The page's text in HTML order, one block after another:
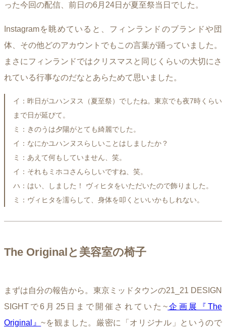
った今回の配信、前日の6月24日が夏至祭当日でした。
Instagramを眺めていると、フィンランドのブランドや団
体、その他どのアカウントでもこの言葉が踊っていました。
まさにフィンランドではクリスマスと同じくらいの大切にさ
れている行事なのだなとあらためて思いました。
イ：昨日がユハンヌス（夏至祭）でしたね。東京でも夜7時くらい
まで日が延びて。
ミ：きのうは夕陽がとても綺麗でした。
イ：なにかユハンヌスらしいことはしましたか？
ミ：あえて何もしていません、笑。
イ：それもミホコさんらしいですね、笑。
ハ：はい、しました！ ヴィヒタをいただいたので飾りました。
ミ：ヴィヒタを濡らして、身体を叩くといいかもしれない。
The Original と美容室の椅子
まずは自分の報告から。東京ミッドタウンの21_21 DESIGN
SIGHTで6月25日まで開催されていた~企画展『The
Original』~を観ました。厳密に「オリジナル」というので